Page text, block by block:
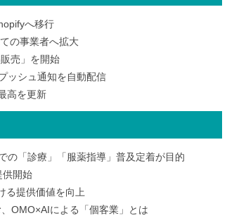
へ移行
の事業者へ拡大
売」を開始
ッシュ通知を自動配信
高を更新
の「診療」「服薬指導」普及定着が目的
供開始
る提供価値を向上
OMO×AIによる「個客業」とは